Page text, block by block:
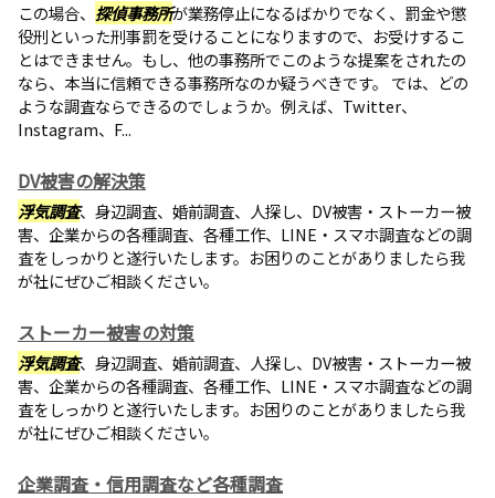
この場合、 探偵事務所が業務停止になるばかりでなく、罰金や懲
役刑といった刑事罰を受けることになりますので、お受けするこ
とはできません。もし、他の事務所でこのような提案をされたの
なら、本当に信頼できる事務所なのか疑うべきです。 では、どの
ような調査ならできるのでしょうか。例えば、Twitter、
Instagram、F...
DV被害の解決策
浮気調査、身辺調査、婚前調査、人探し、DV被害・ストーカー被
害、企業からの各種調査、各種工作、LINE・スマホ調査などの調
査をしっかりと遂行いたします。お困りのことがありましたら我
が社にぜひご相談ください。
ストーカー被害の対策
浮気調査、身辺調査、婚前調査、人探し、DV被害・ストーカー被
害、企業からの各種調査、各種工作、LINE・スマホ調査などの調
査をしっかりと遂行いたします。お困りのことがありましたら我
が社にぜひご相談ください。
企業調査・信用調査など各種調査